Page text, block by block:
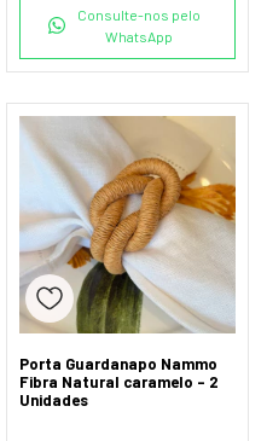
Consulte-nos pelo
WhatsApp
Porta Guardanapo Nammo
Fibra Natural caramelo - 2
Unidades